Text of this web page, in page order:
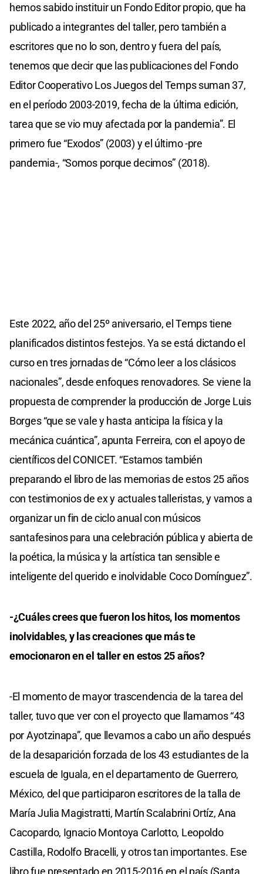
hemos sabido instituir un Fondo Editor propio, que ha
publicado a integrantes del taller, pero también a
escritores que no lo son, dentro y fuera del país,
tenemos que decir que las publicaciones del Fondo
Editor Cooperativo Los Juegos del Temps suman 37,
en el período 2003-2019, fecha de la última edición,
tarea que se vio muy afectada por la pandemia”. El
primero fue “Exodos” (2003) y el último -pre
pandemia-, “Somos porque decimos” (2018).
Este 2022, año del 25º aniversario, el Temps tiene
planificados distintos festejos. Ya se está dictando el
curso en tres jornadas de “Cómo leer a los clásicos
nacionales”, desde enfoques renovadores. Se viene la
propuesta de comprender la producción de Jorge Luis
Borges “que se vale y hasta anticipa la física y la
mecánica cuántica”, apunta Ferreira, con el apoyo de
científicos del CONICET. “Estamos también
preparando el libro de las memorias de estos 25 años
con testimonios de ex y actuales talleristas, y vamos a
organizar un fin de ciclo anual con músicos
santafesinos para una celebración pública y abierta de
la poética, la música y la artística tan sensible e
inteligente del querido e inolvidable Coco Domínguez”.
-¿Cuáles crees que fueron los hitos, los momentos
inolvidables, y las creaciones que más te
emocionaron en el taller en estos 25 años?
-El momento de mayor trascendencia de la tarea del
taller, tuvo que ver con el proyecto que llamamos “43
por Ayotzinapa”, que llevamos a cabo un año después
de la desaparición forzada de los 43 estudiantes de la
escuela de Iguala, en el departamento de Guerrero,
México, del que participaron escritores de la talla de
María Julia Magistratti, Martín Scalabrini Ortíz, Ana
Cacopardo, Ignacio Montoya Carlotto, Leopoldo
Castilla, Rodolfo Bracelli, y otros tan importantes. Ese
libro fue presentado en 2015-2016 en el país (Santa